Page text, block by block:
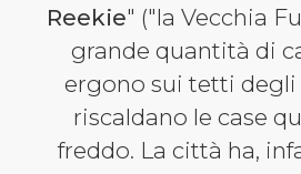
Reekie" ("la Vecchia
grande quantità di
ergono sui tetti degli
riscaldano le case
freddo. La città ha,